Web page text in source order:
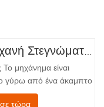
μηχάνημα είναι
γύρω από ένα άκαμπτο
που υποστηρίζει
τώρα